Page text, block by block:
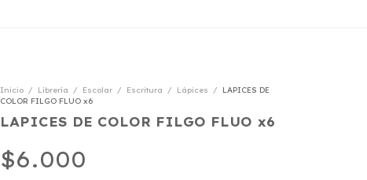
Inicio / Librería / Escolar / Escritura / Lápices /
LAPICES DE
COLOR FILGO FLUO x6
LAPICES DE COLOR FILGO FLUO x6
$6.000